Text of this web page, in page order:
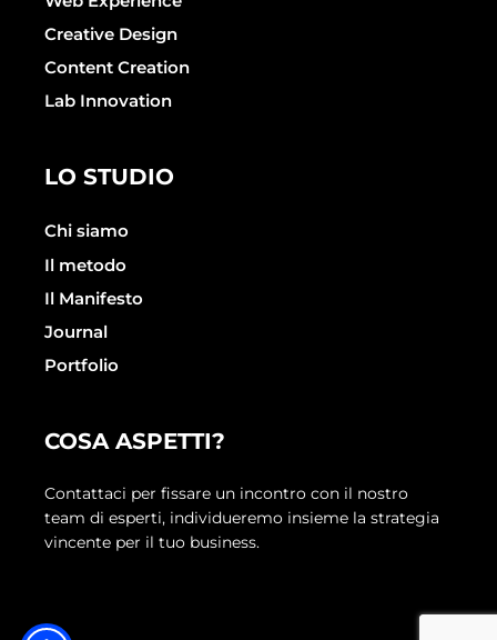
Creative Design
Content Creation
Lab Innovation
LO STUDIO
Chi siamo
Il metodo
Il Manifesto
Journal
Portfolio
COSA ASPETTI?
Contattaci per fissare un incontro con il nostro
team di esperti, individueremo insieme la strategia
vincente per il tuo business.